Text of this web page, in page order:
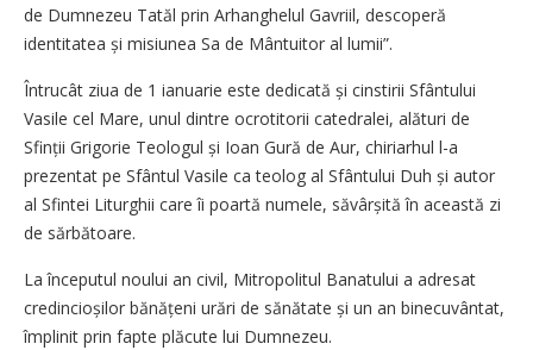
de Dumnezeu Tatăl prin Arhanghelul Gavriil, descoperă
identitatea și misiunea Sa de Mântuitor al lumii”.
Întrucât ziua de 1 ianuarie este dedicată și cinstirii Sfântului
Vasile cel Mare, unul dintre ocrotitorii catedralei, alături de
Sfinții Grigorie Teologul și Ioan Gură de Aur, chiriarhul l-a
prezentat pe Sfântul Vasile ca teolog al Sfântului Duh și autor
al Sfintei Liturghii care îi poartă numele, săvârșită în această zi
de sărbătoare.
La începutul noului an civil, Mitropolitul Banatului a adresat
credincioșilor bănățeni urări de sănătate și un an binecuvântat,
împlinit prin fapte plăcute lui Dumnezeu.